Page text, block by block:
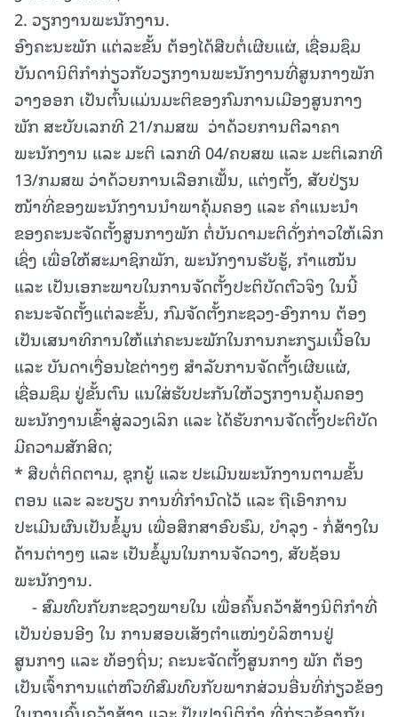
2. ວຽກງານພະນັກງານ.
ອົງຄະນະພັກ ແຕ່ລະຂັ້ນ ຕ້ອງໄດ້ສືບຕໍ່ເຜີຍແຜ່, ເຊື່ອມຊຶມ
ບັນດານິຕິກຳກ່ຽວກັບວຽກງານພະນັກງານທີ່ສູນກາງພັກ
ວາງອອກ ເປັນຕົ້ນແມ່ນມະຕິຂອງກົມການເມືອງສູນກາງ
ພັກ ສະບັບເລກທີ 21/ກມສພ ວ່າດ້ວຍການຕີລາຄາ
ພະນັກງານ ແລະ ມະຕິ ເລກທີ 04/ຄບສພ ແລະ ມະຕິເລກທີ
13/ກມສພ ວ່າດ້ວຍການເລືອກເຟັ້ນ, ແຕ່ງຕັ້ງ, ສັບປ່ຽນ
ໜ້າທີ່ຂອງພະນັກງານນໍາພາຄຸ້ມຄອງ ແລະ ຄໍາແນະນໍາ
ຂອງຄະນະຈັດຕັ້ງສູນກາງພັກ ຕໍ່ບັນດາມະຕິດັ່ງກ່າວໃຫ້ເລິກ
ເຊິ່ງ ເພື່ອໃຫ້ສະມາຊິກພັກ, ພະນັກງານຮັບຮູ້, ກໍາແໜ້ນ
ແລະ ເປັນເອກະພາບໃນການຈັດຕັ້ງປະຕິບັດຕົວຈິງ ໃນນີ້
ຄະນະຈັດຕັ້ງແຕ່ລະຂັ້ນ, ກົມຈັດຕັ້ງກະຊວງ-ອົງການ ຕ້ອງ
ເປັນເສນາທິການໃຫ້ແກ່ຄະນະພັກໃນການກະກຽມເນື້ອໃນ
ແລະ ບັນດາເງື່ອນໄຂຕ່າງໆ ສໍາລັບການຈັດຕັ້ງເຜີຍແຜ່,
ເຊື່ອມຊຶມ ຢູ່ຂັ້ນຕົນ ແນໃສ່ຮັບປະກັນໃຫ້ວຽກງານຄຸ້ມຄອງ
ພະນັກງານເຂົ້າສູ່ລວງເລິກ ແລະ ໄດ້ຮັບການຈັດຕັ້ງປະຕິບັດ
ມີຄວາມສັກສິດ;
* ສືບຕໍ່ຕິດຕາມ, ຊຸກຍູ້ ແລະ ປະເມີນພະນັກງານຕາມຂັ້ນ
ຕອນ ແລະ ລະບຽບ ການທີ່ກໍານົດໄວ້ ແລະ ຖືເອົາການ
ປະເມີນຜົນເປັນຂໍ້ມູນ ເພື່ອສຶກສາອົບຮົມ, ບໍາລຸງ - ກໍ່ສ້າງໃນ
ດ້ານຕ່າງໆ ແລະ ເປັນຂໍ້ມູນໃນການຈັດວາງ, ສັບຊ້ອນ
ພະນັກງານ.
- ສົມທົບກັບກະຊວງພາຍໃນ ເພື່ອຄົ້ນຄວ້າສ້າງນິຕິກໍາທີ່
ເປັນບ່ອນອີງ ໃນ ການສອບເສັງຕໍາແໜ່ງບໍລິຫານຢູ່
ສູນກາງ ແລະ ທ້ອງຖິ່ນ; ຄະນະຈັດຕັ້ງສູນກາງ ພັກ ຕ້ອງ
ເປັນເຈົ້າການແຕ່ຫົວທີສົມທົບກັບພາກສ່ວນອື່ນທີ່ກ່ຽວຂ້ອງ